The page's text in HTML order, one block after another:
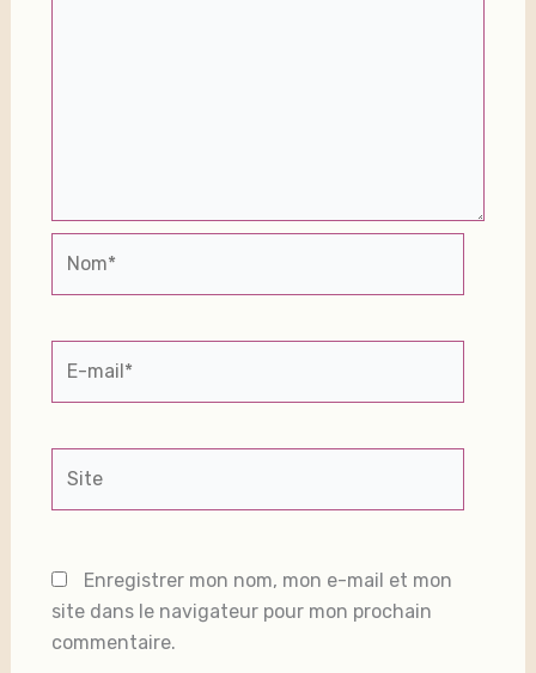
mail*
Enregistrer mon nom, mon e-mail et mon
site dans le navigateur pour mon prochain
commentaire.